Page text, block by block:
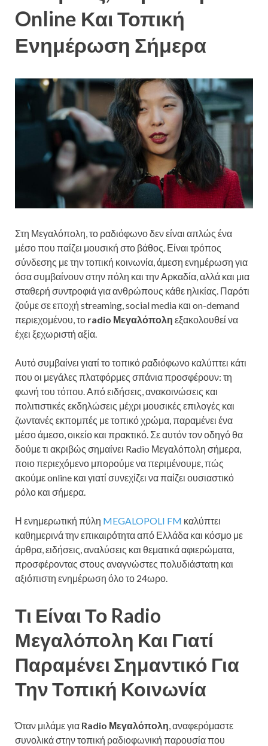
Online Και Τοπική
Ενημέρωση Σήμερα
Στη Μεγαλόπολη, το ραδιόφωνο δεν είναι απλώς ένα
μέσο που παίζει μουσική στο βάθος. Είναι τρόπος
σύνδεσης με την τοπική κοινωνία, άμεση ενημέρωση για
όσα συμβαίνουν στην πόλη και την Αρκαδία, αλλά και μια
σταθερή συντροφιά για ανθρώπους κάθε ηλικίας. Παρότι
ζούμε σε εποχή streaming, social media και on-demand
περιεχομένου, το radio Μεγαλόπολη εξακολουθεί να
έχει ξεχωριστή αξία.
Αυτό συμβαίνει γιατί το τοπικό ραδιόφωνο καλύπτει κάτι
που οι μεγάλες πλατφόρμες σπάνια προσφέρουν: τη
φωνή του τόπου. Από ειδήσεις, ανακοινώσεις και
πολιτιστικές εκδηλώσεις μέχρι μουσικές επιλογές και
ζωντανές εκπομπές με τοπικό χρώμα, παραμένει ένα
μέσο άμεσο, οικείο και πρακτικό. Σε αυτόν τον οδηγό θα
δούμε τι ακριβώς σημαίνει Radio Μεγαλόπολη σήμερα,
ποιο περιεχόμενο μπορούμε να περιμένουμε, πώς
ακούμε online και γιατί συνεχίζει να παίζει ουσιαστικό
ρόλο και σήμερα.
Η ενημερωτική πύλη MEGALOPOLI FM καλύπτει
καθημερινά την επικαιρότητα από Ελλάδα και κόσμο με
άρθρα, ειδήσεις, αναλύσεις και θεματικά αφιερώματα,
προσφέροντας στους αναγνώστες πολυδιάστατη και
αξιόπιστη ενημέρωση όλο το 24ωρο.
Τι Είναι Το Radio
Μεγαλόπολη Και Γιατί
Παραμένει Σημαντικό Για
Την Τοπική Κοινωνία
Όταν μιλάμε για Radio Μεγαλόπολη , αναφερόμαστε
συνολικά στην τοπική ραδιοφωνική παρουσία που